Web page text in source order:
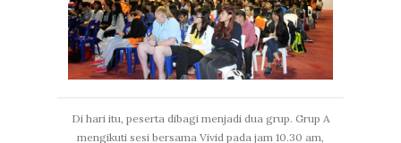
Di hari itu, peserta dibagi menjadi dua grup. Grup A
mengikuti sesi bersama Vivid pada jam 10.30 am,